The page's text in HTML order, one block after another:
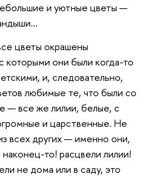
и уютные цветы —
цветы окрашены
они были когда-то
и, следовательно,
любимые те, что были со
— все же лилии, белые, с
и царственные. Не
всех других — именно они,
то! расцвели лилии!
не дома или в саду, это